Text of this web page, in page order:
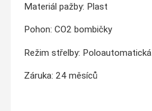
Materiál pažby: Plast
Pohon: CO2 bombičky
Režim střelby: Poloautomatická
Záruka: 24 měsíců